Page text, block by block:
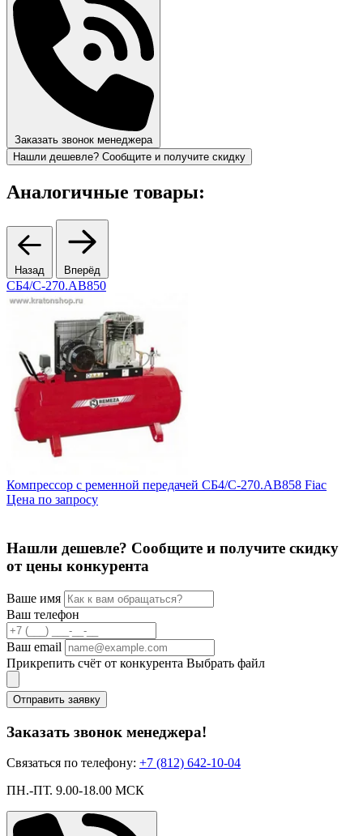
Заказать звонок менеджера
Нашли дешевле? Сообщите и получите скидку
Аналогичные товары:
Назад Вперёд
СБ4/С-270.АВ850
Компрессор с ременной передачей СБ4/С-270.АВ858 Fiac
Цена по запросу
Нашли дешевле? Сообщите и получите скидку
от цены конкурента
Ваше имя
Ваш телефон
Ваш email
Прикрепить счёт от конкурента Выбрать файл
Отправить заявку
Заказать звонок менеджера!
Связаться по телефону: +7 (812) 642-10-04
ПН.-ПТ. 9.00-18.00 МСК